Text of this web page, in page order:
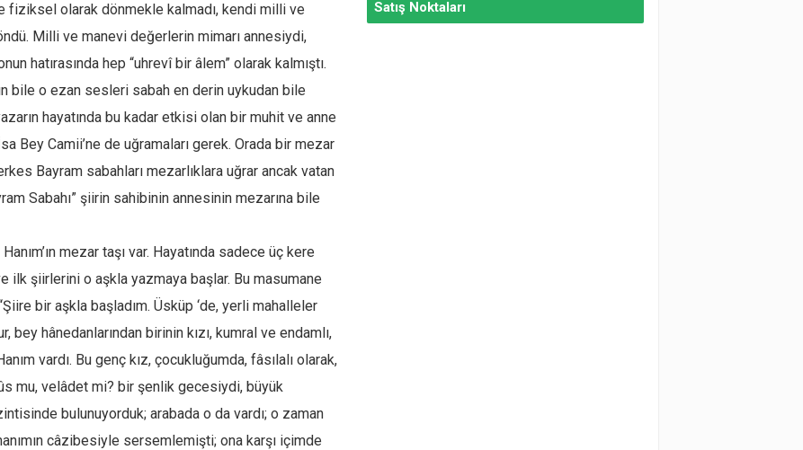
fiziksel olarak dönmekle kalmadı, kendi milli ve
Milli ve manevi değerlerin mimarı annesiydi,
hatırasında hep “uhrevî bir âlem” olarak kalmıştı.
bile o ezan sesleri sabah en derin uykudan bile
hayatında bu kadar etkisi olan bir muhit ve anne
Bey Camii’ne de uğramaları gerek. Orada bir mezar
Bayram sabahları mezarlıklara uğrar ancak vatan
Sabahı” şiirin sahibinin annesinin mezarına bile
mezar taşı var. Hayatında sadece üç kere
ilk şiirlerini o aşkla yazmaya başlar. Bu masumane
bir aşkla başladım. Üsküp ‘de, yerli mahalleler
bey hânedanlarından birinin kızı, kumral ve endamlı,
vardı. Bu genç kız, çocukluğumda, fâsılalı olarak,
mu, velâdet mi? bir şenlik gecesiydi, büyük
bulunuyorduk; arabada o da vardı; o zaman
câzibesiyle sersemlemişti; ona karşı içimde
Satış Noktaları